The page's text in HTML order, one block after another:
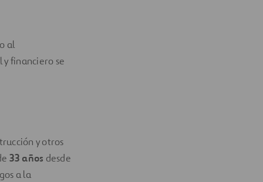
al
y financiero se
y otros
33 años desde
a la